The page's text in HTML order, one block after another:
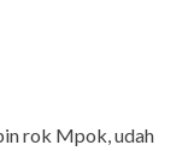
rok Mpok, udah